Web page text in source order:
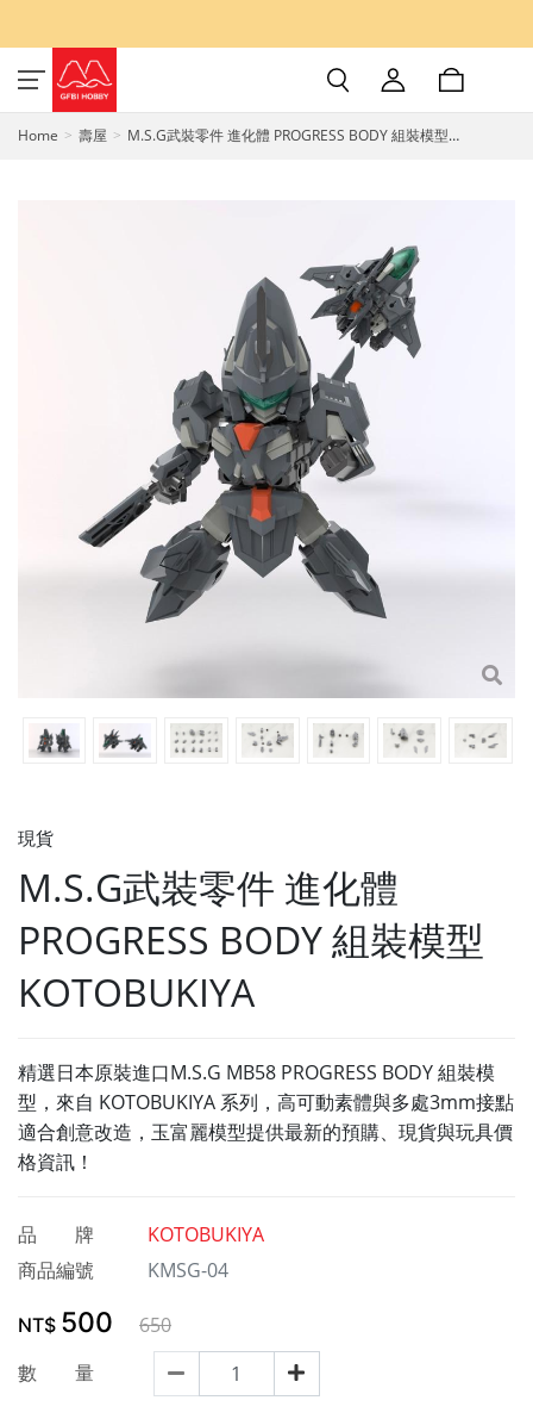
Home 壽屋
M.S.G武裝零件 進化體 PROGRESS BODY 組裝模型
現貨
M.S.G武裝零件 進化體
PROGRESS BODY 組裝模型
KOTOBUKIYA
精選日本原裝進口M.S.G MB58 PROGRESS BODY 組裝模
型，來自 KOTOBUKIYA 系列，高可動素體與多處3mm接點
適合創意改造，玉富麗模型提供最新的預購、現貨與玩具價
格資訊！
品 牌
KOTOBUKIYA
商品編號
KMSG-04
NT$ 500
650
數 量